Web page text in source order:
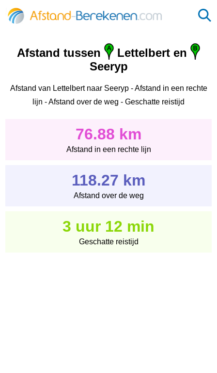
Afstand tussen
Lettelbert en
Seeryp
Afstand van Lettelbert naar Seeryp - Afstand in een rechte
lijn - Afstand over de weg - Geschatte reistijd
76.88 km
Afstand in een rechte lijn
118.27 km
Afstand over de weg
3 uur 12 min
Geschatte reistijd